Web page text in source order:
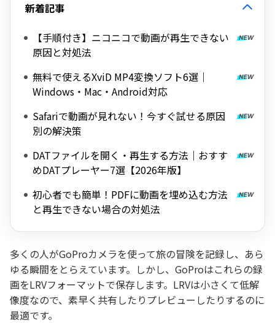
新着記事
【手順付き】ニコニコで動画が再生できない
原因と対処法
無料で使えるXviD MP4変換ソフト6選｜
Windows・Mac・Android対応
Safariで動画が見れない！今すぐ試せる原因
別の解決策
DATファイルを開く・再生する方法｜おすす
めDATプレーヤー7選【2026年版】
初心者でも簡単！PDFに動画を埋め込む方法
と再生できない場合の対処法
多くの人がGoProカメラを使って旅の冒険を記録し、あら
ゆる瞬間をとらえています。しかし、GoProはこれらの録
画をLRVフォーマットで保存します。LRVは小さくて低解
像度なので、素早く共有したりプレビューしたりするのに
最適です。